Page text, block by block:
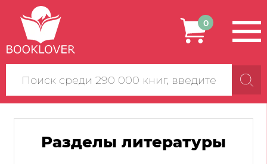
Поиск
по
сайту
0
Разделы литературы